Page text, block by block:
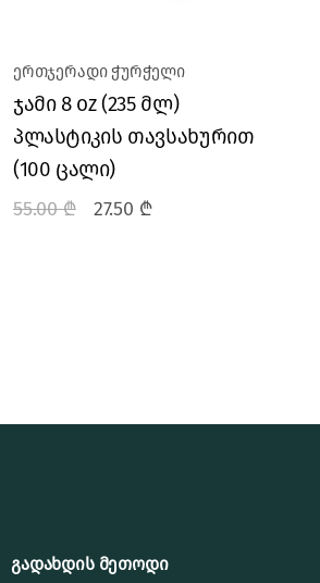
ერთჯერადი ჭურჭელი
ჯამი 8 oz (235 მლ)
პლასტიკის თავსახურით
(100 ცალი)
55.00₾ 27.50 ₾
გადახდის მეთოდი